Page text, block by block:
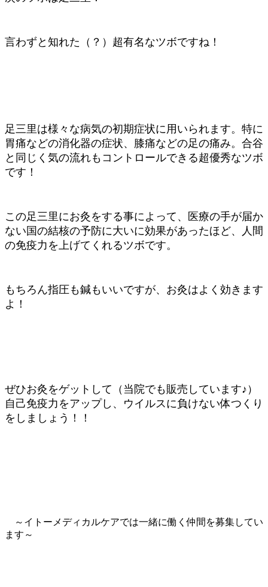
言わずと知れた（？）超有名なツボですね！
足三里は様々な病気の初期症状に用いられます。特に
胃痛などの消化器の症状、膝痛などの足の痛み。合谷
と同じく気の流れもコントロールできる超優秀なツボ
です！
この足三里にお灸をする事によって、医療の手が届か
ない国の結核の予防に大いに効果があったほど、人間
の免疫力を上げてくれるツボです。
もちろん指圧も鍼もいいですが、お灸はよく効きます
よ！
ぜひお灸をゲットして（当院でも販売しています♪）
自己免疫力をアップし、ウイルスに負けない体つくり
をしましょう！！
～イトーメディカルケアでは一緒に働く仲間を募集してい
ます～